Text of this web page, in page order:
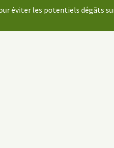
éviter les potentiels dégâts